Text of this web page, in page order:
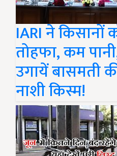
IARI ने किसानों
तोहफा, कम
उगायें बासमती
नाशी किस्म!